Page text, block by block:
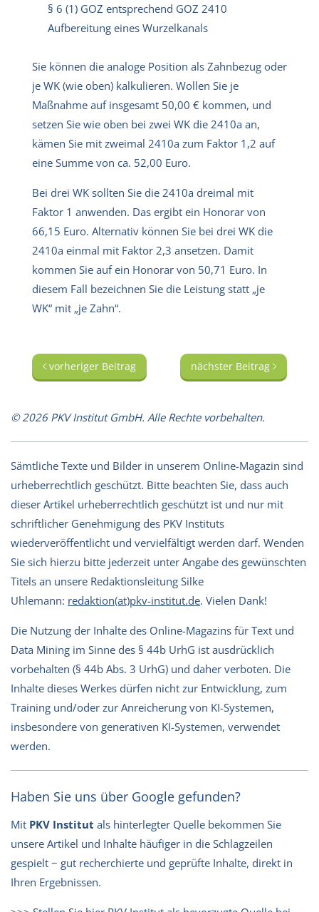
§ 6 (1) GOZ entsprechend GOZ 2410
Aufbereitung eines Wurzelkanals
Sie können die analoge Position als Zahnbezug oder
je WK (wie oben) kalkulieren. Wollen Sie je
Maßnahme auf insgesamt 50,00 € kommen, und
setzen Sie wie oben bei zwei WK die 2410a an,
kämen Sie mit zweimal 2410a zum Faktor 1,2 auf
eine Summe von ca. 52,00 Euro.
Bei drei WK sollten Sie die 2410a dreimal mit
Faktor 1 anwenden. Das ergibt ein Honorar von
66,15 Euro. Alternativ können Sie bei drei WK die
2410a einmal mit Faktor 2,3 ansetzen. Damit
kommen Sie auf ein Honorar von 50,71 Euro. In
diesem Fall bezeichnen Sie die Leistung statt „je
WK“ mit „je Zahn“.
vorheriger Beitrag nächster Beitrag
© 2026 PKV Institut GmbH. Alle Rechte vorbehalten.
Sämtliche Texte und Bilder in unserem Online-Magazin sind
urheberrechtlich geschützt. Bitte beachten Sie, dass auch
dieser Artikel urheberrechtlich geschützt ist und nur mit
schriftlicher Genehmigung des PKV Instituts
wiederveröffentlicht und vervielfältigt werden darf. Wenden
Sie sich hierzu bitte jederzeit unter Angabe des gewünschten
Titels an unsere Redaktionsleitung Silke
Uhlemann: redaktion(at)pkv-institut.de. Vielen Dank!
Die Nutzung der Inhalte des Online-Magazins für Text und
Data Mining im Sinne des § 44b UrhG ist ausdrücklich
vorbehalten (§ 44b Abs. 3 UrhG) und daher verboten. Die
Inhalte dieses Werkes dürfen nicht zur Entwicklung, zum
Training und/oder zur Anreicherung von KI-Systemen,
insbesondere von generativen KI-Systemen, verwendet
werden.
Haben Sie uns über Google gefunden?
Mit PKV Institut als hinterlegter Quelle bekommen Sie
unsere Artikel und Inhalte häufiger in die Schlagzeilen
gespielt − gut recherchierte und geprüfte Inhalte, direkt in
Ihren Ergebnissen.